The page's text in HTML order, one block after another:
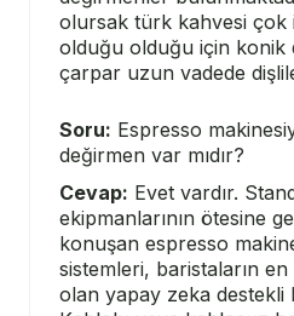
olursak türk kahvesi çok
olduğu olduğu için konik
çarpar uzun vadede
Soru: Espresso
değirmen var mıdır?
Cevap: Evet vardır.
ekipmanlarının ötesine
konuşan espresso
sistemleri, baristaların en
olan yapay zeka destekli